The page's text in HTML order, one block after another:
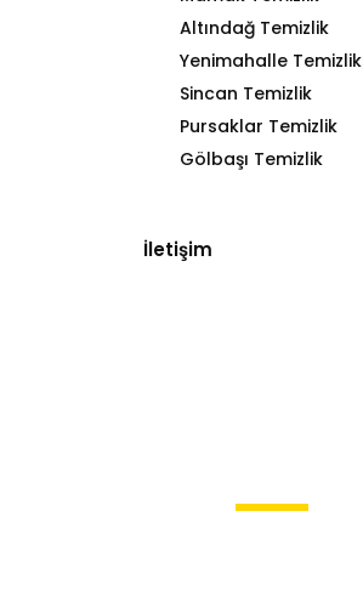
Altındağ Temizlik
Yenimahalle Temizlik
Sincan Temizlik
Pursaklar Temizlik
Gölbaşı Temizlik
İletişim